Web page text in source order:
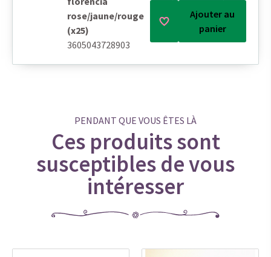
rose/jaune/rouge
(x25)
3605043728903
Ajouter au
panier
PENDANT QUE VOUS ÊTES LÀ
Ces produits sont
susceptibles de vous
intéresser